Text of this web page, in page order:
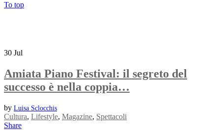
To top
30 Jul
Amiata Piano Festival: il segreto del
successo è nella coppia…
by Luisa Sclocchis
Cultura, Lifestyle, Magazine, Spettacoli
Share